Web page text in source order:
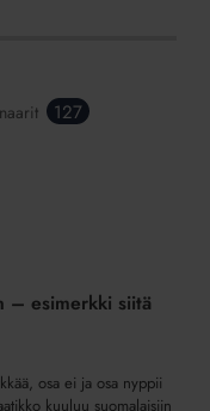
127
– esimerkki siitä
osa ei ja osa nyppii
kuuluu suomalaisiin